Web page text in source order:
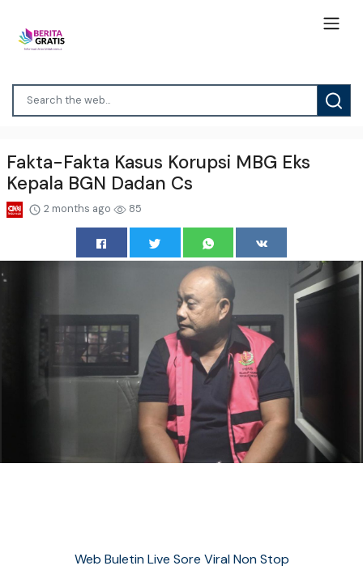
Fakta-Fakta Kasus Korupsi MBG Eks
Kepala BGN Dadan Cs
2 months ago 85
Web Buletin Live Sore Viral Non Stop